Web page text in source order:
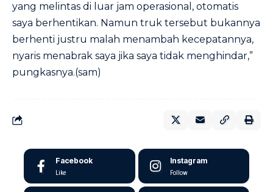
yang melintas di luar jam operasional, otomatis
saya berhentikan. Namun truk tersebut bukannya
berhenti justru malah menambah kecepatannya,
nyaris menabrak saya jika saya tidak menghindar,”
pungkasnya.(sam)
Facebook
Like
Instagram
Follow